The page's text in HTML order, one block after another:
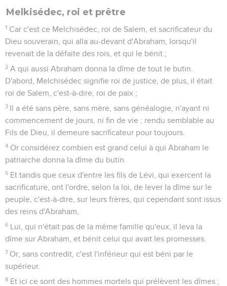
Melkisédec, roi et prêtre
1 Car c'est ce Melchisédec, roi de Salem, et sacrificateur du
Dieu souverain, qui alla au-devant d'Abraham, lorsqu'il
revenait de la défaite des rois, et qui le bénit ;
2 A qui aussi Abraham donna la dîme de tout le butin.
D'abord, Melchisédec signifie roi de justice, de plus, il était
roi de Salem, c'est-à-dire, roi de paix ;
3 Il a été sans père, sans mère, sans généalogie, n'ayant ni
commencement de jours, ni fin de vie ; rendu semblable au
Fils de Dieu, il demeure sacrificateur pour toujours.
4 Or considérez combien est grand celui à qui Abraham le
patriarche donna la dîme du butin.
5 Et tandis que ceux d'entre les fils de Lévi, qui exercent la
sacrificature, ont l'ordre, selon la loi, de lever la dîme sur le
peuple, c'est-à-dire, sur leurs frères, qui cependant sont issus
des reins d'Abraham,
6 Lui, qui n'était pas de la même famille qu'eux, il leva la
dîme sur Abraham, et bénit celui qui avait les promesses.
7 Or, sans contredit, c'est l'inférieur qui est béni par le
supérieur.
8 Et ici ce sont des hommes mortels qui prélèvent les dîmes ;